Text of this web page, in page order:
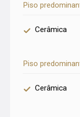
Piso
Cerâmica
Piso
Cerâmica